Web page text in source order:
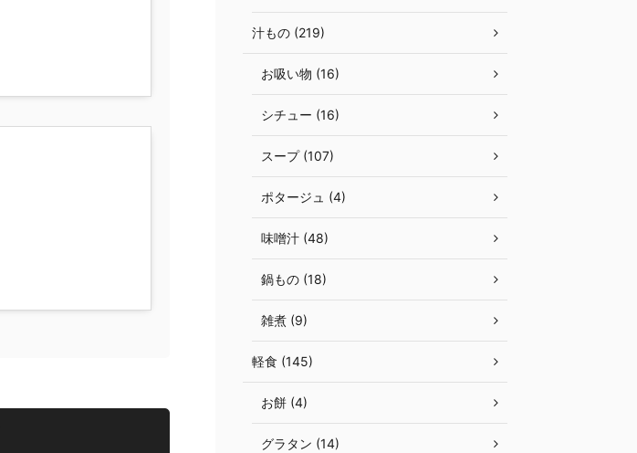
汁もの (219)
お吸い物 (16)
シチュー (16)
スープ (107)
ポタージュ (4)
味噌汁 (48)
鍋もの (18)
雑煮 (9)
軽食 (145)
お餅 (4)
グラタン (14)